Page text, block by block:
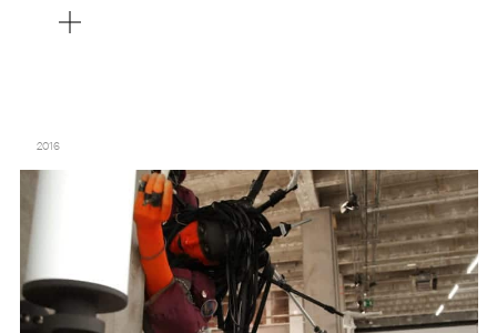
2016